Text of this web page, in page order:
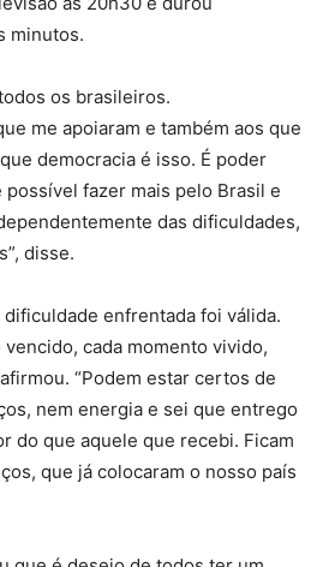
minutos.
os brasileiros.
me apoiaram e também aos que
democracia é isso. É poder
fazer mais pelo Brasil e
das dificuldades,
disse.
dificuldade enfrentada foi válida.
vencido, cada momento vivido,
“Podem estar certos de
nem energia e sei que entrego
do que aquele que recebi. Ficam
que já colocaram o nosso país